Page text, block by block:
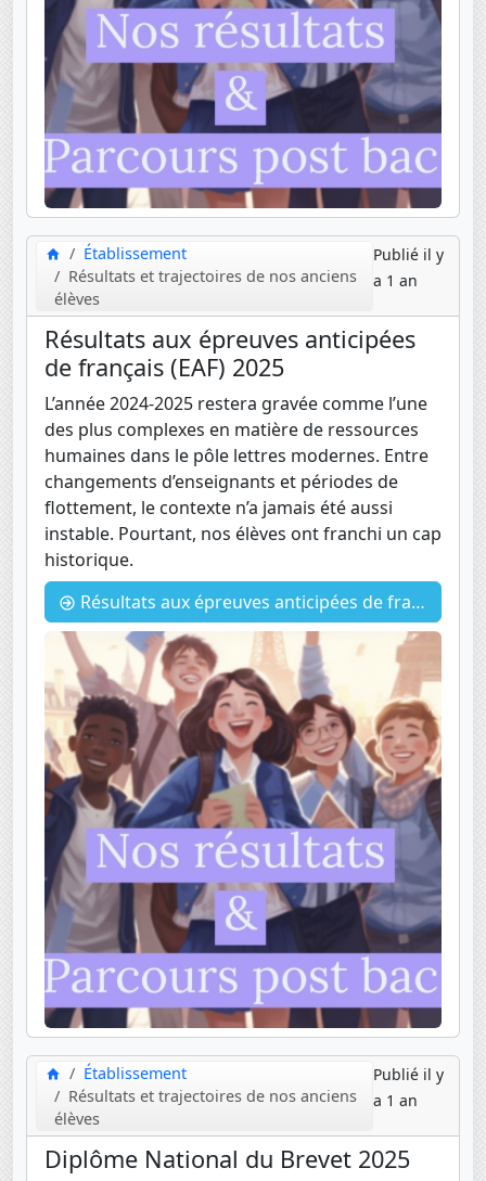
Établissement
Résultats et trajectoires de nos anciens
élèves
Publié il y
a 1 an
Résultats aux épreuves anticipées
de français (EAF) 2025
L’année 2024-2025 restera gravée comme l’une
des plus complexes en matière de ressources
humaines dans le pôle lettres modernes. Entre
changements d’enseignants et périodes de
flottement, le contexte n’a jamais été aussi
instable. Pourtant, nos élèves ont franchi un cap
historique.
Résultats aux épreuves anticipées de français (EAF) 2025
Établissement
Résultats et trajectoires de nos anciens
élèves
Publié il y
a 1 an
Diplôme National du Brevet 2025